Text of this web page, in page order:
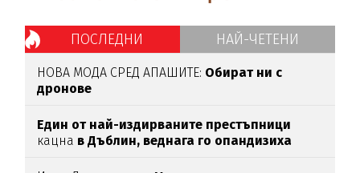
ПОСЛЕДНИ НАЙ-ЧЕТЕНИ
НОВА МОДА СРЕД АПАШИТЕ: Обират ни с
дронове
Един от най-издирваните престъпници
кацна в Дъблин, веднага го опандизиха